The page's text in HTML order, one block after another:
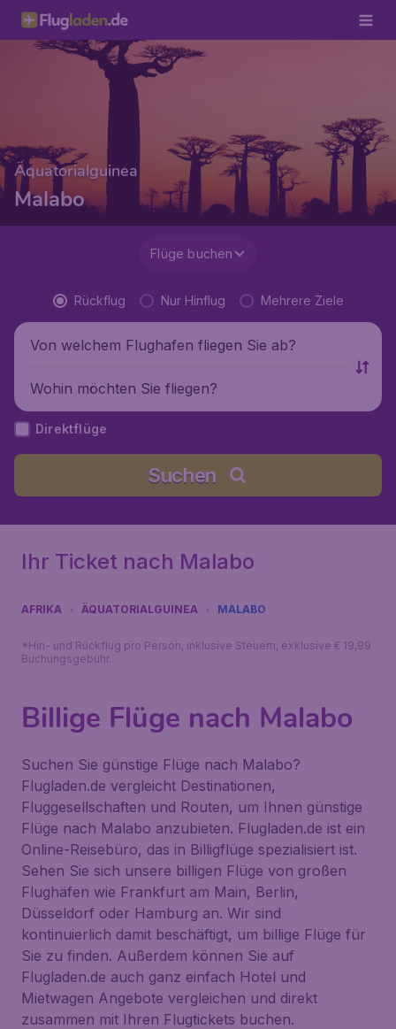
Äquatorialguinea
Malabo
Flüge buchen
Rückflug Nur Hinflug Mehrere Ziele
Von welchem Flughafen fliegen Sie ab?
Wohin möchten Sie fliegen?
Direktflüge
Suchen
Ihr Ticket nach Malabo
AFRIKA ÄQUATORIALGUINEA MALABO
*Hin- und Rückflug pro Person, inklusive Steuern, exklusive € 19,99
Buchungsgebühr.
Billige Flüge nach Malabo
Suchen Sie günstige Flüge nach Malabo?
Flugladen.de vergleicht Destinationen,
Fluggesellschaften und Routen, um Ihnen günstige
Flüge nach Malabo anzubieten. Flugladen.de ist ein
Online-Reisebüro, das in Billigflüge spezialisiert ist.
Sehen Sie sich unsere billigen Flüge von großen
Flughäfen wie Frankfurt am Main, Berlin,
Düsseldorf oder Hamburg an. Wir sind
kontinuierlich damit beschäftigt, um billige Flüge für
Sie zu finden. Außerdem können Sie auf
Flugladen.de auch ganz einfach Hotel und
Mietwagen Angebote vergleichen und direkt
zusammen mit Ihren Flugtickets buchen.